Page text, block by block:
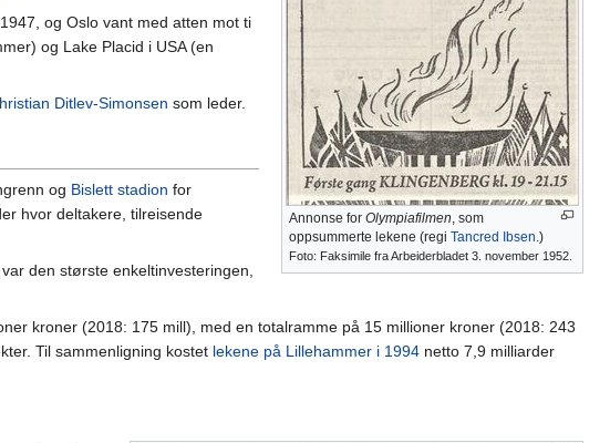
Annonse for Olympiafilmen, som
oppsummerte lekene (regi Tancred Ibsen.)
Foto: Faksimile fra Arbeiderbladet 3. november 1952.
og Oslo vant med atten mot ti
og Lake Placid i USA (en
Ditlev-Simonsen som leder.
og Bislett stadion for
hvor deltakere, tilreisende
den største enkeltinvesteringen,
kroner (2018: 175 mill), med en totalramme på 15 millioner kroner (2018: 243
Til sammenligning kostet lekene på Lillehammer i 1994 netto 7,9 milliarder